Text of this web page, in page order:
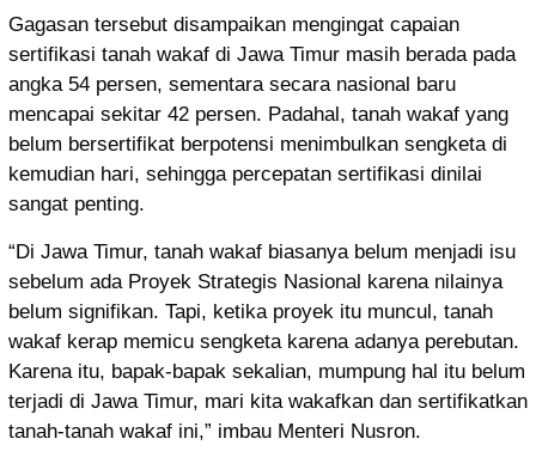
Gagasan tersebut disampaikan mengingat capaian
sertifikasi tanah wakaf di Jawa Timur masih berada pada
angka 54 persen, sementara secara nasional baru
mencapai sekitar 42 persen. Padahal, tanah wakaf yang
belum bersertifikat berpotensi menimbulkan sengketa di
kemudian hari, sehingga percepatan sertifikasi dinilai
sangat penting.
“Di Jawa Timur, tanah wakaf biasanya belum menjadi isu
sebelum ada Proyek Strategis Nasional karena nilainya
belum signifikan. Tapi, ketika proyek itu muncul, tanah
wakaf kerap memicu sengketa karena adanya perebutan.
Karena itu, bapak-bapak sekalian, mumpung hal itu belum
terjadi di Jawa Timur, mari kita wakafkan dan sertifikatkan
tanah-tanah wakaf ini,” imbau Menteri Nusron.